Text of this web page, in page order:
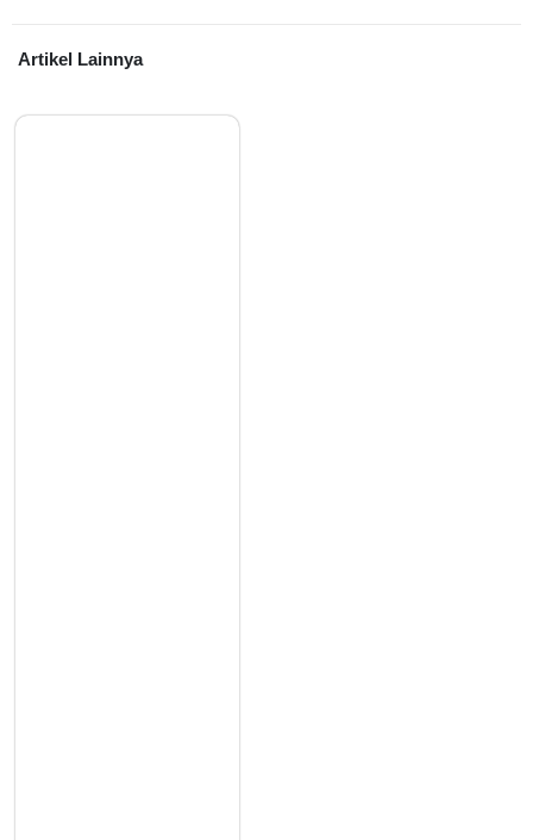
Artikel Lainnya